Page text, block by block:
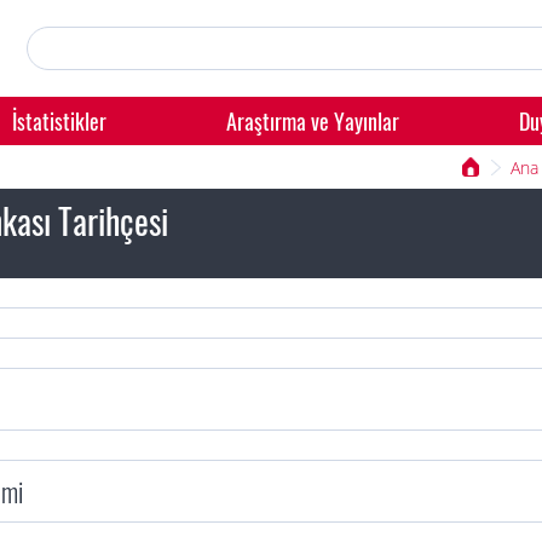
İstatistikler Araştırma ve Yayınlar
Tarihçesi